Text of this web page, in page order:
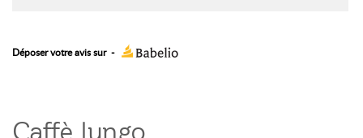
Déposer votre avis sur -
Caffè lungo